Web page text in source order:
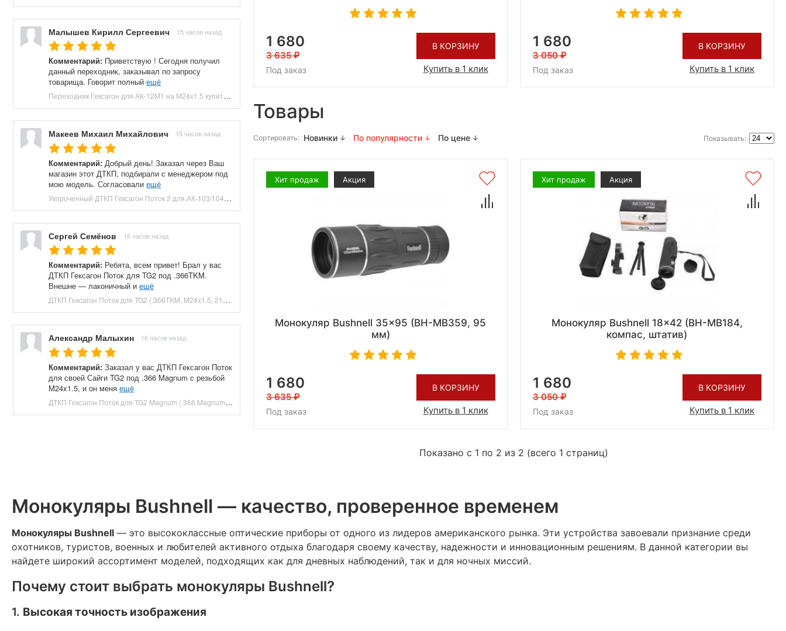
Малышев Кирилл Сергеевич 15 часов назад
Комментарий: Приветствую ! Сегодня получил
данный переходник, заказывал по запросу
товарища. Говорит полный ещё
Переходник Гексагон для АК-12М1 на М24х1.5 купить в Москве и СПБ, цена 4900 руб. Доставка по РФ!
Макеев Михаил Михайлович 15 часов назад
Комментарий: Добрый день! Заказал через Ваш
магазин этот ДТКП, подбирали с менеджером под
мою модель. Согласовали ещё
Укороченный ДТКП Гексагон Поток 2 для АК-103/104 (M24x1.5, 7.62x39, 5 камер, сталь, 120 мм) купить в Москве и СПБ, цена 8800 руб. Доставка по РФ!
Сергей Семёнов 16 часов назад
Комментарий: Ребята, всем привет! Брал у вас
ДТКП Гексагон Поток для TG2 под .366TKM.
Внешне — лаконичный и ещё
ДТКП Гексагон Поток для TG2 (.366TKM, M24x1.5, 210 мм, банка) купить в Москве и СПБ, цена 23660 руб. Доставка по РФ!
Александр Малыхин 16 часов назад
Комментарий: Заказал у вас ДТКП Гексагон Поток
для своей Сайги TG2 под .366 Magnum с резьбой
M24x1.5, и он меня ещё
ДТКП Гексагон Поток для TG2 Magnum (.366 Magnum, M24x1.5, 230 мм, банка) купить в Москве и СПБ, цена 27040 руб. Доставка по РФ!
1 680
3 635
Под заказ
В КОРЗИНУ
Купить в 1 клик
1 680
3 050
Под заказ
В КОРЗИНУ
Купить в 1 клик
Товары
Сортировать: Новинки По популярности По цене Показывать:
Хит продаж Акция
Монокуляр Bushnell 35x95 (BH-MB359, 95
мм)
1 680
3 635
Под заказ
В КОРЗИНУ
Купить в 1 клик
Хит продаж Акция
Монокуляр Bushnell 18x42 (BH-MB184,
компас, штатив)
1 680
3 050
Под заказ
В КОРЗИНУ
Купить в 1 клик
Показано с 1 по 2 из 2 (всего 1 страниц)
Монокуляры Bushnell — качество, проверенное временем
Монокуляры Bushnell — это высококлассные оптические приборы от одного из лидеров американского рынка. Эти устройства завоевали признание среди
охотников, туристов, военных и любителей активного отдыха благодаря своему качеству, надежности и инновационным решениям. В данной категории вы
найдете широкий ассортимент моделей, подходящих как для дневных наблюдений, так и для ночных миссий.
Почему стоит выбрать монокуляры Bushnell?
1. Высокая точность изображения